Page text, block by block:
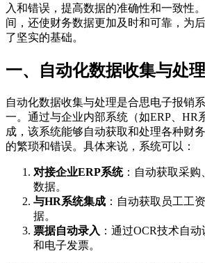
入和错误，提高数据的准确性和一致性
间，还使财务数据更加及时和可靠，为
了坚实的基础。
一、自动化数据收集与处理
自动化数据收集与处理是合思电子报销
一。通过与企业内部系统（如ERP、HR
成，该系统能够自动获取和处理各种财
的繁琐和错误。具体来说，系统可以：
对接企业ERP系统：自动获取采购
数据。
与HR系统集成 ：自动获取员工工
据。
票据自动录入 ：通过OCR技术自
和电子发票。